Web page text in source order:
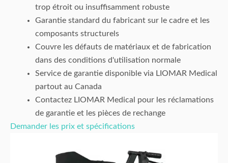
trop étroit ou insuffisamment robuste
Garantie standard du fabricant sur le cadre et les
composants structurels
Couvre les défauts de matériaux et de fabrication
dans des conditions d'utilisation normale
Service de garantie disponible via LIOMAR Medical
partout au Canada
Contactez LIOMAR Medical pour les réclamations
de garantie et les pièces de rechange
Demander les prix et spécifications